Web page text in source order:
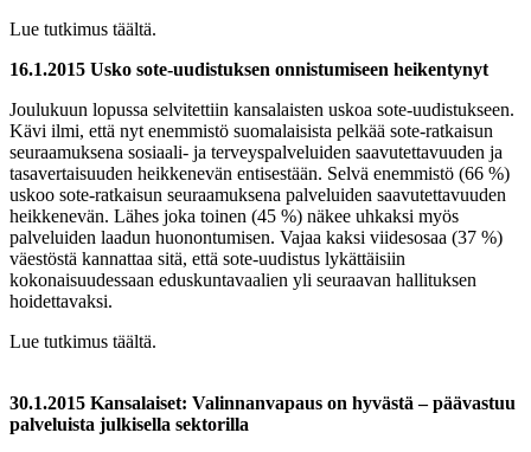
Lue tutkimus täältä.
16.1.2015 Usko sote-uudistuksen onnistumiseen heikentynyt
Joulukuun lopussa selvitettiin kansalaisten uskoa sote-uudistukseen.
Kävi ilmi, että nyt enemmistö suomalaisista pelkää sote-ratkaisun
seuraamuksena sosiaali- ja terveyspalveluiden saavutettavuuden ja
tasavertaisuuden heikkenevän entisestään. Selvä enemmistö (66 %)
uskoo sote-ratkaisun seuraamuksena palveluiden saavutettavuuden
heikkenevän. Lähes joka toinen (45 %) näkee uhkaksi myös
palveluiden laadun huonontumisen. Vajaa kaksi viidesosaa (37 %)
väestöstä kannattaa sitä, että sote-uudistus lykättäisiin
kokonaisuudessaan eduskuntavaalien yli seuraavan hallituksen
hoidettavaksi.
Lue tutkimus täältä.
30.1.2015 Kansalaiset: Valinnanvapaus on hyvästä – päävastuu
palveluista julkisella sektorilla